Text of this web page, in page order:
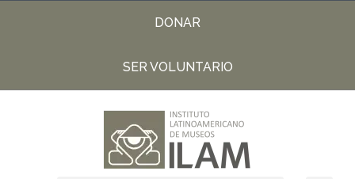
DONAR
SER VOLUNTARIO